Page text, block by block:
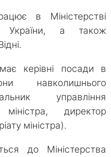
в Міністерстві
України, а також
керівні посади в
навколишнього
управління
міністра, директор
міністра).
до Міністерства